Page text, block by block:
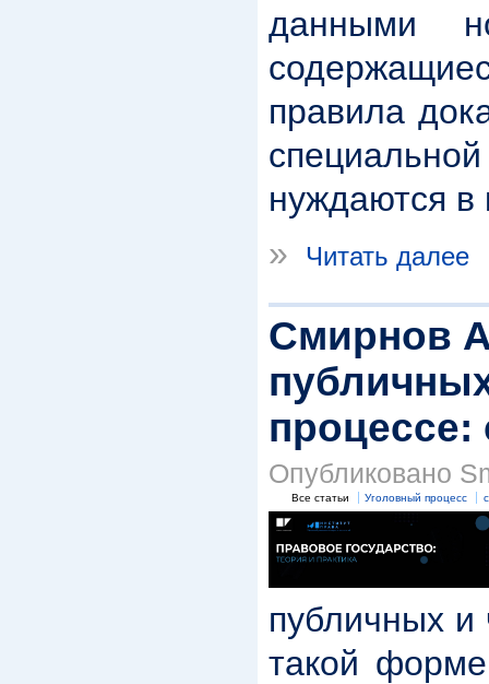
данными
правила
нуждаются в
»
Читать далее
Смирнов
процессе:
Опубликовано
Все статьи Уголовный процесс
публичных и
такой